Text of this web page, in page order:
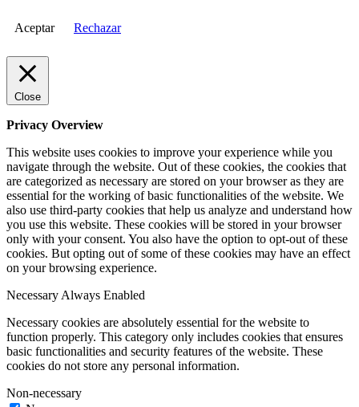
Aceptar Rechazar
Close
Privacy Overview
This website uses cookies to improve your experience while you
navigate through the website. Out of these cookies, the cookies that
are categorized as necessary are stored on your browser as they are
essential for the working of basic functionalities of the website. We
also use third-party cookies that help us analyze and understand how
you use this website. These cookies will be stored in your browser
only with your consent. You also have the option to opt-out of these
cookies. But opting out of some of these cookies may have an effect
on your browsing experience.
Necessary Always Enabled
Necessary cookies are absolutely essential for the website to
function properly. This category only includes cookies that ensures
basic functionalities and security features of the website. These
cookies do not store any personal information.
Non-necessary